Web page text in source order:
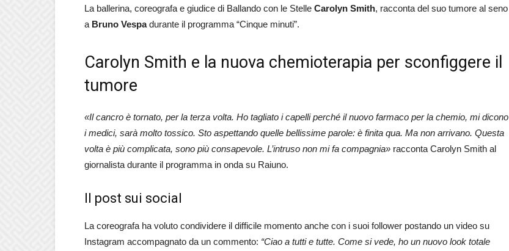
La ballerina, coreografa e giudice di Ballando con le Stelle Carolyn Smith, racconta del suo tumore al seno
a Bruno Vespadurante il programma “Cinque minuti”.
Carolyn Smith e la nuova chemioterapia per sconfiggere il
tumore
«Il cancro è tornato, per la terza volta. Ho tagliato i capelli perché il nuovo farmaco per la chemio, mi dicono
i medici, sarà molto tossico. Sto aspettando quelle bellissime parole: è finita qua. Ma non arrivano. Questa
volta è più complicata, sono più consapevole. L’intruso non mi fa compagnia» racconta Carolyn Smith al
giornalista durante il programma in onda su Raiuno.
Il post sui social
La coreografa ha voluto condividere il difficile momento anche con i suoi follower postando un video su
Instagram accompagnato da un commento: “Ciao a tutti e tutte. Come si vede, ho un nuovo look totale